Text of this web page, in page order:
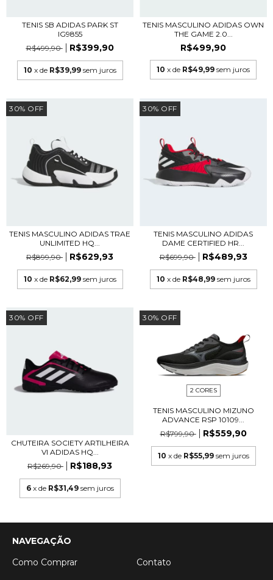
TENIS SB ADIDAS PARK ST
IG9855
R$499,90
R$399,90
10 x de R$39,99 sem juros
TENIS MASCULINO ADIDAS OWN
THE GAME 2.0...
R$499,90
10 x de R$49,99 sem juros
30% OFF
TENIS MASCULINO ADIDAS TRAE
UNLIMITED HQ...
R$899,90
R$629,93
10 x de R$62,99 sem juros
30% OFF
TENIS MASCULINO ADIDAS
DAME CERTIFIED HR...
R$699,90
R$489,93
10 x de R$48,99 sem juros
30% OFF
CHUTEIRA SOCIETY ARTILHEIRA
VI ADIDAS HQ...
R$269,90
R$188,93
6 x de R$31,49 sem juros
30% OFF
2 CORES
TENIS MASCULINO MIZUNO
ADVANCE RSP 10109...
R$799,90
R$559,90
10 x de R$55,99 sem juros
NAVEGAÇÃO
Como Comprar
Contato